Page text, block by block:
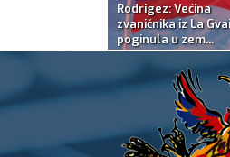
Rodrigez: Većina
zvaničnika iz La
poginula u zem...